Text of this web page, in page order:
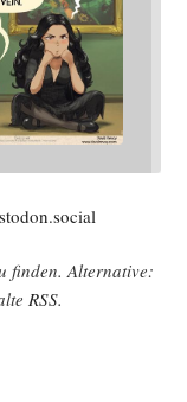
fin­den. Alter­na­ti­ve:
RSS.